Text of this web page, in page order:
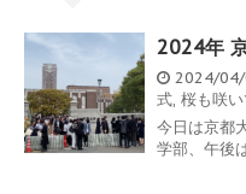
2024年
2024/
式, 桜も咲
今日は京都
学部、午後